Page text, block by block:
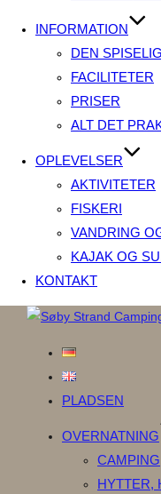
INFORMATION
DEN
FACILITETER
PRISER
ALT DET
OPLEVELSER
AKTIVITETER
FISKERI
VANDRING
KAJAK OG
KONTAKT
Videre
PLADSEN
OVERNATNING
CAMPING
HYTTER,